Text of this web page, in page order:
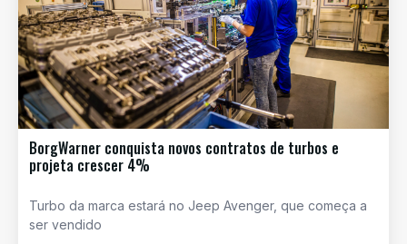
BorgWarner conquista novos contratos de turbos e
projeta crescer 4%
Turbo da marca estará no Jeep Avenger, que começa a
ser vendido